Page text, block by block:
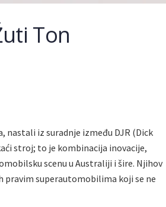
Ton
nastali iz suradnje između DJR (Dick
stroj; to je kombinacija inovacije,
scenu u Australiji i šire. Njihov
superautomobilima koji se ne